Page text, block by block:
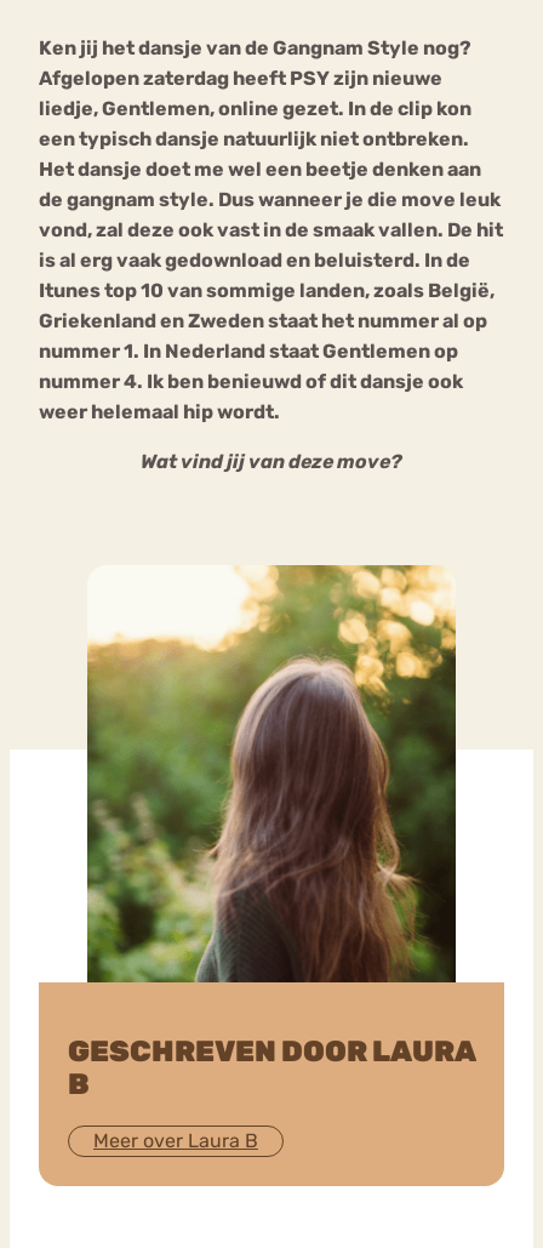
Ken jij het dansje van de Gangnam Style nog?
Afgelopen zaterdag heeft PSY zijn nieuwe
liedje, Gentlemen, online gezet. In de clip kon
een typisch dansje natuurlijk niet ontbreken.
Het dansje doet me wel een beetje denken aan
de gangnam style. Dus wanneer je die move leuk
vond, zal deze ook vast in de smaak vallen. De hit
is al erg vaak gedownload en beluisterd. In de
Itunes top 10 van sommige landen, zoals België,
Griekenland en Zweden staat het nummer al op
nummer 1. In Nederland staat Gentlemen op
nummer 4. Ik ben benieuwd of dit dansje ook
weer helemaal hip wordt.
Wat vind jij van deze move?
GESCHREVEN DOOR LAURA
B
Meer over Laura B
Chat
Forum
Bouli
mia
Nerv
osa
Eetstoornis Anorexia Nervosa
Eetbuien Piekeren Sport
Trauma
Orthorexia
Afvallen Angst